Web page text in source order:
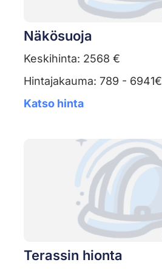
Näkösuoja
Keskihinta: 2568 €
Hintajakauma: 789 - 6941€
Katso hinta
Terassin hionta